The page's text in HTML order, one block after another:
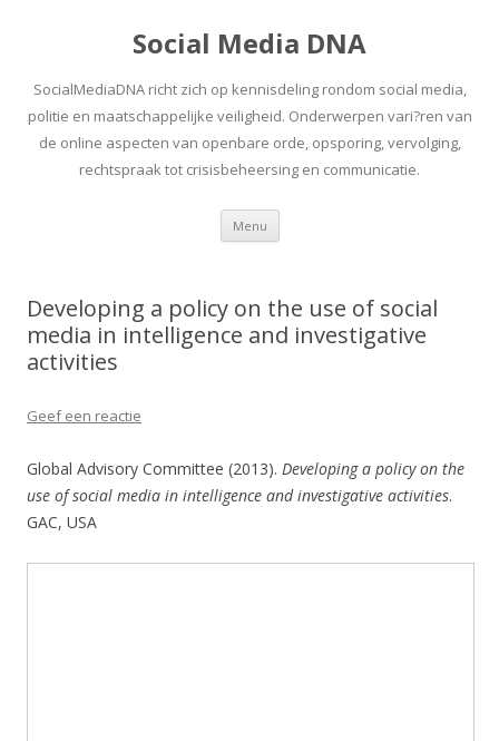
Social Media DNA
SocialMediaDNA richt zich op kennisdeling rondom social media,
politie en maatschappelijke veiligheid. Onderwerpen vari?ren van
de online aspecten van openbare orde, opsporing, vervolging,
rechtspraak tot crisisbeheersing en communicatie.
Menu Spring
inhoud
Developing a policy on the use of social
media in intelligence and investigative
activities
Geef een reactie
Global Advisory Committee (2013). Developing a policy on the
use of social media in intelligence and investigative activities.
GAC, USA